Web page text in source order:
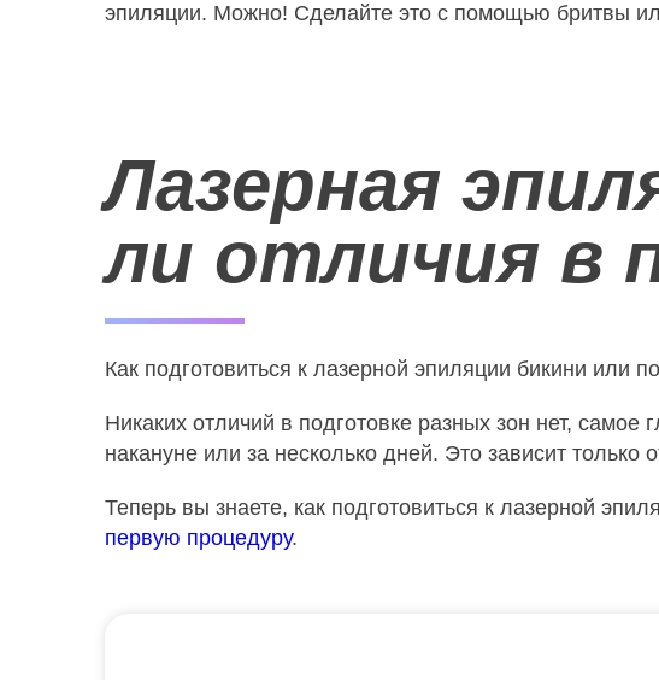
эпиляции. Можно! Сделайте это с помощью бритвы
Лазерная
ли отличия в
Как подготовиться к лазерной эпиляции бикини или
Никаких отличий в подготовке разных зон нет,
накануне или за несколько дней. Это зависит только
Теперь вы знаете, как подготовиться к лазерной
первую процедуру.